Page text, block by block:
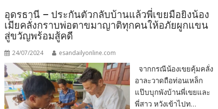
อุดรธานี – ประกันตัวกลับบ้านแล้วพี่เขยมือยิงน้อง
เมียคลั่งกราบพ่อตาขมาญาติทุกคนให้อภัยผูกแขน
สู่ขวัญพร้อมสู้คดี
24/07/2024 esandailyonline.com
จากกรณีน้องเขยคุ้มคลั่ง
อาละวาดถือท่อนเหล็ก
แป๊บบุกพังบ้านพี่เขยและ
พี่สาว หวังเข้าไปท…